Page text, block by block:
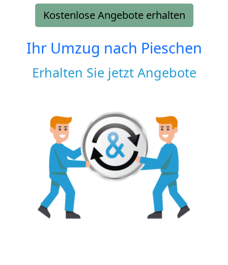
Kostenlose Angebote erhalten
Ihr Umzug nach Pieschen
Erhalten Sie jetzt Angebote